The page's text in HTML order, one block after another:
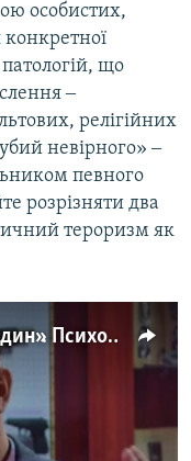
особистих,
що
‒
релігійних
невірного» ‒
певного
розрізняти два
тероризм як
«Швидше за все, він діяв не один». Психолог-криміналіст про трагедію в Керчі (відео)
available